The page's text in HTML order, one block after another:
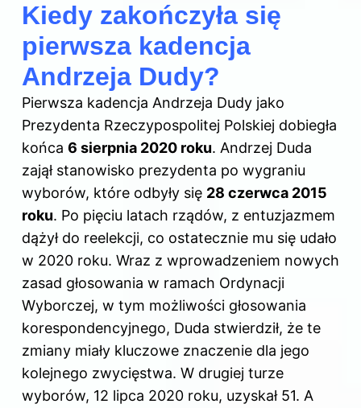
Kiedy zakończyła się
pierwsza kadencja
Andrzeja Dudy?
Pierwsza kadencja Andrzeja Dudy jako
Prezydenta Rzeczypospolitej Polskiej dobiegła
końca 6 sierpnia 2020 roku. Andrzej Duda
zajął stanowisko prezydenta po wygraniu
wyborów, które odbyły się 28 czerwca 2015
roku. Po pięciu latach rządów, z entuzjazmem
dążył do reelekcji, co ostatecznie mu się udało
w 2020 roku. Wraz z wprowadzeniem nowych
zasad głosowania w ramach Ordynacji
Wyborczej, w tym możliwości głosowania
korespondencyjnego, Duda stwierdził, że te
zmiany miały kluczowe znaczenie dla jego
kolejnego zwycięstwa. W drugiej turze
wyborów, 12 lipca 2020 roku, uzyskał 51. A